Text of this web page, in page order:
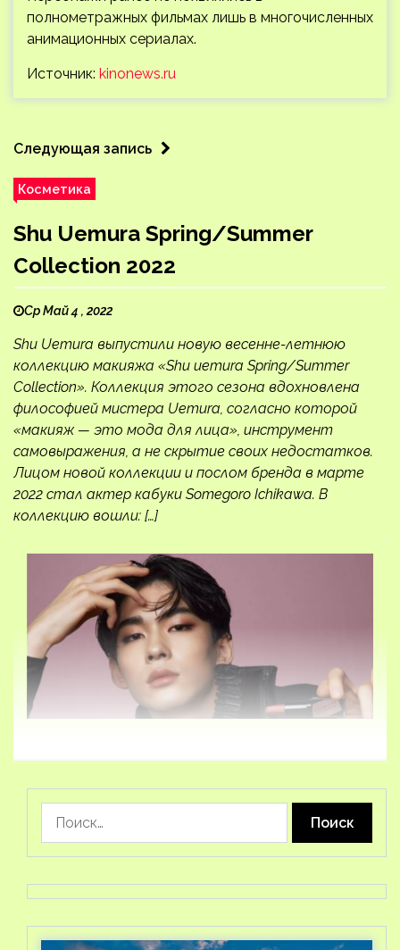
полнометражных фильмах лишь в многочисленных
анимационных сериалах.
Источник: kinonews.ru
Следующая запись
Косметика
Shu Uemura Spring/Summer
Collection 2022
Ср Май 4 , 2022
Shu Uemura выпустили новую весенне-летнюю
коллекцию макияжа «Shu uemura Spring/Summer
Collection». Коллекция этого сезона вдохновлена ​​
философией мистера Uemura, согласно которой
«макияж — это мода для лица», инструмент
самовыражения, а не скрытие своих недостатков.
Лицом новой коллекции и послом бренда в марте
2022 стал актер кабуки Somegoro Ichikawa. В
коллекцию вошли: […]